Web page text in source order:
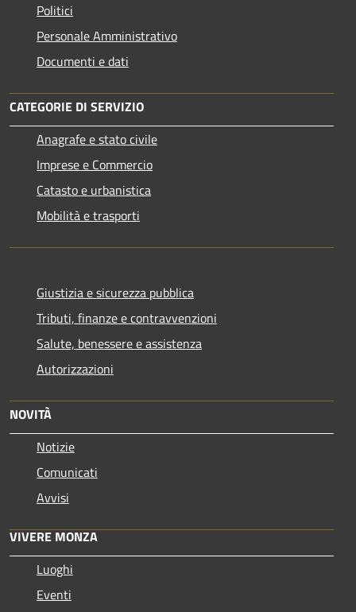
Politici
Personale Amministrativo
Documenti e dati
CATEGORIE DI SERVIZIO
Anagrafe e stato civile
Imprese e Commercio
Catasto e urbanistica
Mobilità e trasporti
Giustizia e sicurezza pubblica
Tributi, finanze e contravvenzioni
Salute, benessere e assistenza
Autorizzazioni
NOVITÀ
Notizie
Comunicati
Avvisi
VIVERE MONZA
Luoghi
Eventi